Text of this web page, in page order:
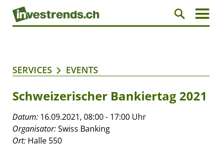
SERVICES EVENTS
Schweizerischer Bankiertag 2021
Datum: 16.09.2021, 08:00 - 17:00 Uhr
Organisator:Swiss Banking
Ort: Halle 550